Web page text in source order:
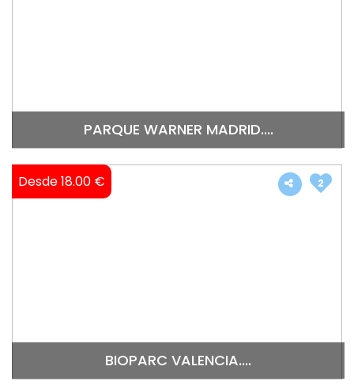
PARQUE WARNER MADRID....
Desde 18.00 €
BIOPARC VALENCIA....
2